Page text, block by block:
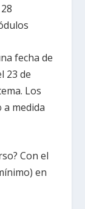
fecha de
23 de
Los
medida
Con el
en